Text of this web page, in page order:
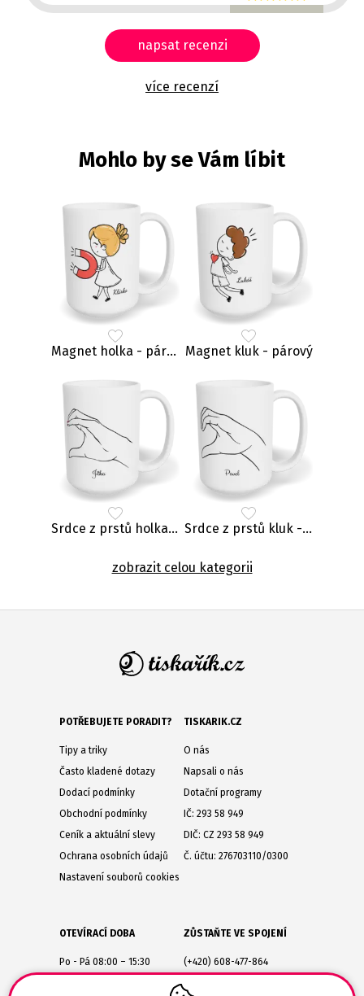
napsat recenzi
více recenzí
Mohlo by se Vám líbit
Magnet holka - párový Magnet kluk - párový
Srdce z prstů holka - párový Srdce z prstů kluk - párový
zobrazit celou kategorii
POTŘEBUJETE PORADIT?
Tipy a triky
Často kladené dotazy
Dodací podmínky
Obchodní podmínky
Ceník a aktuální slevy
Ochrana osobních údajů
Nastavení souborů cookies
TISKARIK.CZ
O nás
Napsali o nás
Dotační programy
IČ: 293 58 949
DIČ: CZ 293 58 949
Č. účtu: 276703110/0300
OTEVÍRACÍ DOBA
Po - Pá 08:00 – 15:30
ZŮSTAŇTE VE SPOJENÍ
(+420) 608-477-864